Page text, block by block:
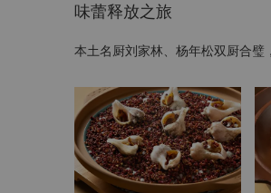
味蕾释放之旅
本土名厨刘家林、杨年松双厨合